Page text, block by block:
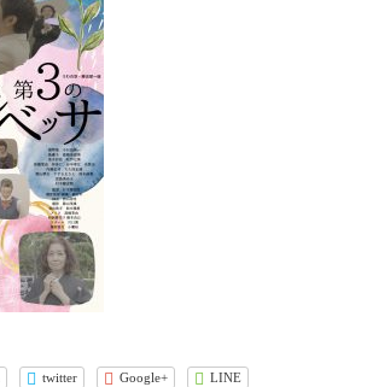
twitter Google+ LINE